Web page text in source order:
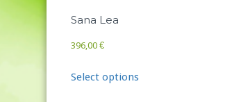
Sana Lea
396,00 €
Select options